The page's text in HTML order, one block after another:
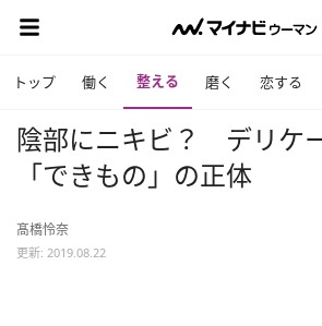
トップ 働く 整える 磨く 恋する
陰部にニキビ？ デリケ
「できもの」の正体
髙橋怜奈
更新: 2019.08.22